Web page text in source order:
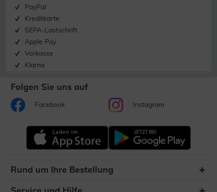
PayPal
Kreditkarte
SEPA-Lastschrift
Apple Pay
Vorkasse
Klarna
Folgen Sie uns auf
Facebook Instagram
Rund um Ihre Bestellung